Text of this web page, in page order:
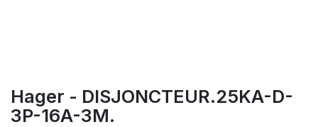
Hager - DISJONCTEUR.25KA-D-
3P-16A-3M.